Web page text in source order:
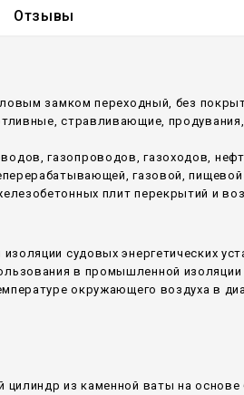
Отзывы
замком переходный, без
стравливающие,
газопроводов, газоходов,
газовой,
плит перекрытий и
судовых энергетических
в промышленной изоляции
окружающего воздуха в
из каменной ваты на